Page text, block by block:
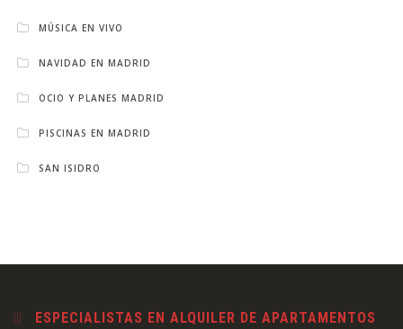
MÚSICA EN VIVO
NAVIDAD EN MADRID
OCIO Y PLANES MADRID
PISCINAS EN MADRID
SAN ISIDRO
ESPECIALISTAS EN ALQUILER DE APARTAMENTOS